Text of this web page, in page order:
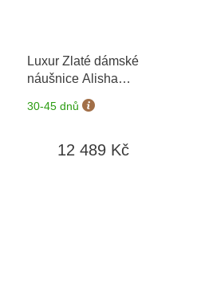
Luxur Zlaté dámské
náušnice Alisha
6630650-0-0-1
možnost výměny do 90
30-45 dnů
12 489 Kč